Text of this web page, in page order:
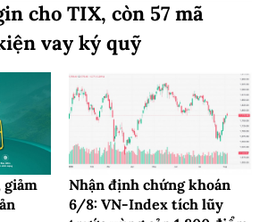
cho TIX, còn 57 mã
vay ký quỹ
giảm
Nhận định chứng khoán
6/8: VN-Index tích lũy